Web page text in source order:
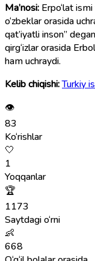
Ma’nosi: Erpo‘lat
o‘zbeklar orasida
qat’iyatli inson”
qirg‘izlar orasida
ham uchraydi.
Kelib chiqishi:Turkiy
👁
83
Ko‘rishlar
🤍
1
Yoqqanlar
🏆
1173
Saytdagi o‘rni
👶
668